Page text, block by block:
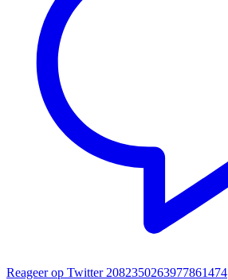
Reageer op Twitter 2082350263977861474